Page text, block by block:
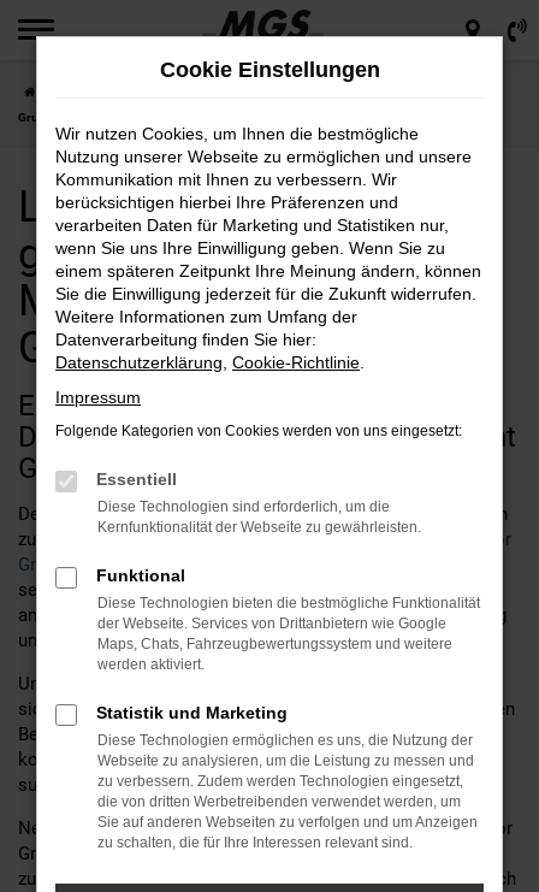
Zum
springen
Gruppe Sticht GmbH & Co. KG
Land Rover Defender
günstig kaufen bei MGS
Motor Gruppe Sticht
GmbH & Co. KG
Entdecken Sie den Land Rover
Defender bei MGS Motor Gruppe Sticht
GmbH & Co. KG: Die perfekte Wahl
Der Land Rover Defender ist die perfekte Wahl für alle, die ein
zuverlässiges und stilvolles Fahrzeug suchen. BeiMGS Motor
Gruppe Sticht GmbH & Co. KG,
seit 60 Jahren, bieten wir Ihnen nicht nur eine große Auswahl
an Land Rover Modellen, sondern auch erstklassige Beratung
und zusätzliche Services.
Unser erfahrenes Team steht Ihnen zur Seite, um
sicherzustellen, dass Sie das ideale Fahrzeug finden, das Ihren
Bedürfnissen und Wünschen entspricht. Egal, ob Sie ein
kompaktes Stadtfahrzeug oder ein geräumiges Familienauto
suchen – wir haben das passende Modell für Sie.
Neben einer umfassenden Beratung bieten wir bei MGS Motor
Gruppe Sticht GmbH & Co. KG auch eine Vielzahl von
zusätzlichen Services an, um Ihr Land Rover Fahrerlebnis noch
Cookie Einstellungen
Wir nutzen Cookies, um Ihnen die bestmögliche
Nutzung unserer Webseite zu ermöglichen und unsere
Kommunikation mit Ihnen zu verbessern. Wir
berücksichtigen hierbei Ihre Präferenzen und
verarbeiten Daten für Marketing und Statistiken nur,
wenn Sie uns Ihre Einwilligung geben. Wenn Sie zu
einem späteren Zeitpunkt Ihre Meinung ändern, können
Sie die Einwilligung jederzeit für die Zukunft widerrufen.
Weitere Informationen zum Umfang der
Datenverarbeitung finden Sie hier:
Datenschutzerklärung Cookie-Richtlinie
Impressum
Folgende Kategorien von Cookies werden von uns eingesetzt:
Essentiell
Diese Technologien sind erforderlich, um die
Kernfunktionalität der Webseite zu gewährleisten.
Funktional
Diese Technologien bieten die bestmögliche Funktionalität
der Webseite. Services von Drittanbietern wie Google
Maps, Chats, Fahrzeugbewertungssystem und weitere
werden aktiviert.
Statistik und Marketing
Diese Technologien ermöglichen es uns, die Nutzung der
Webseite zu analysieren, um die Leistung zu messen und
zu verbessern. Zudem werden Technologien eingesetzt,
die von dritten Werbetreibenden verwendet werden, um
Sie auf anderen Webseiten zu verfolgen und um Anzeigen
zu schalten, die für Ihre Interessen relevant sind.